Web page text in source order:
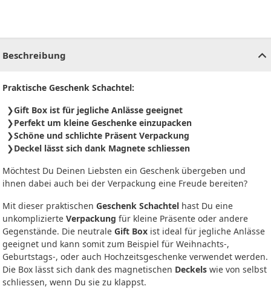
Beschreibung
Praktische Geschenk Schachtel:
Gift Box ist für jegliche Anlässe geeignet
Perfekt um kleine Geschenke einzupacken
Schöne und schlichte Präsent Verpackung
Deckel lässt sich dank Magnete schliessen
Möchtest Du Deinen Liebsten ein Geschenk übergeben und
ihnen dabei auch bei der Verpackung eine Freude bereiten?
Mit dieser praktischen Geschenk Schachtel hast Du eine
unkomplizierte Verpackung für kleine Präsente oder andere
Gegenstände. Die neutrale Gift Box ist ideal für jegliche Anlässe
geeignet und kann somit zum Beispiel für Weihnachts-,
Geburtstags-, oder auch Hochzeitsgeschenke verwendet werden.
Die Box lässt sich dank des magnetischen Deckels wie von selbst
schliessen, wenn Du sie zu klappst.